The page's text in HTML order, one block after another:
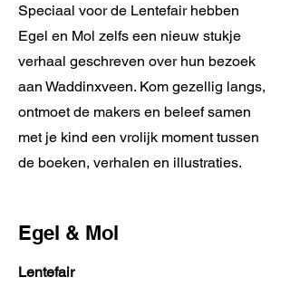
Speciaal voor de Lentefair hebben
Egel en Mol zelfs een nieuw stukje
verhaal geschreven over hun bezoek
aan Waddinxveen. Kom gezellig langs,
ontmoet de makers en beleef samen
met je kind een vrolijk moment tussen
de boeken, verhalen en illustraties.
Egel & Mol
Lentefair